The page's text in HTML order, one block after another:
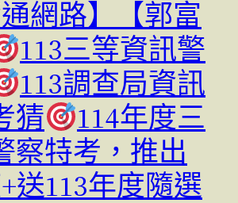
網路】【郭富
113三等資訊警
113調查局資訊
猜
114年度三
察特考，推出
送113年度隨選